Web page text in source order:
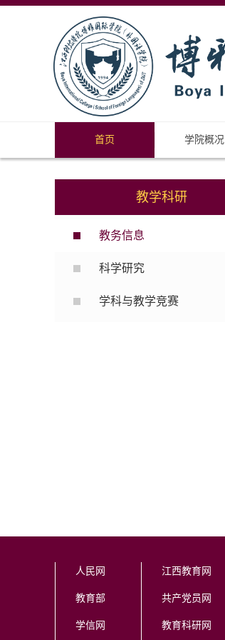
首页 学院概况
教学科研
教务信息
科学研究
学科与教学竞赛
人民网
教育部
学信网
江西教育网
共产党员网
教育科研网